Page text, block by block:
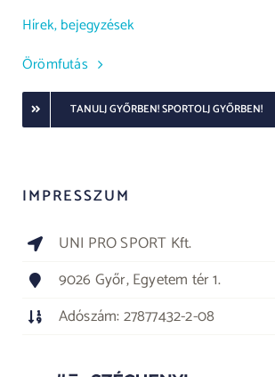
Hírek, bejegyzések
Örömfutás
TANULJ GYŐRBEN! SPORTOLJ GYŐRBEN!
IMPRESSZUM
UNI PRO SPORT Kft.
9026 Győr, Egyetem tér 1.
Adószám: 27877432-2-08